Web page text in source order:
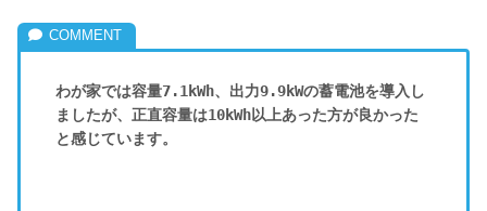
わが家では容量7.1kWh、出力9.9kWの蓄電池を導入し
ましたが、正直容量は10kWh以上あった方が良かった
と感じています。